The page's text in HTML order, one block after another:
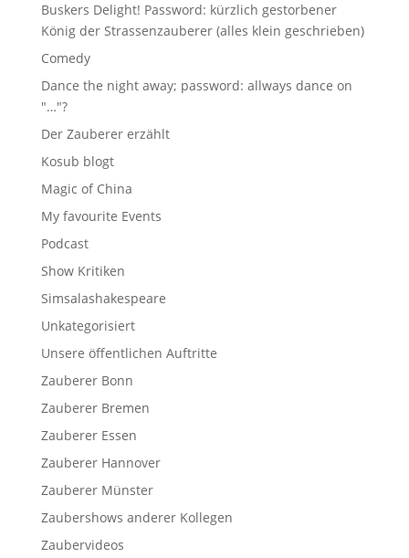
Buskers Delight! Password: kürzlich gestorbener
König der Strassenzauberer (alles klein geschrieben)
Comedy
Dance the night away; password: allways dance on
"…"?
Der Zauberer erzählt
Kosub blogt
Magic of China
My favourite Events
Podcast
Show Kritiken
Simsalashakespeare
Unkategorisiert
Unsere öffentlichen Auftritte
Zauberer Bonn
Zauberer Bremen
Zauberer Essen
Zauberer Hannover
Zauberer Münster
Zaubershows anderer Kollegen
Zaubervideos